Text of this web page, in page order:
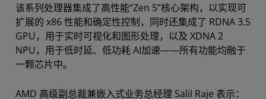
该系列处理器集成了高性能“Zen 5”核心架构，以实现可
扩展的 x86 性能和确定性控制，同时还集成了 RDNA 3.5
GPU，用于实时可视化和图形处理，以及 XDNA 2
NPU，用于低时延、低功耗 AI加速——所有功能均融于
一颗芯片中。
AMD 高级副总裁兼嵌入式业务总经理 Salil Raje 表示：